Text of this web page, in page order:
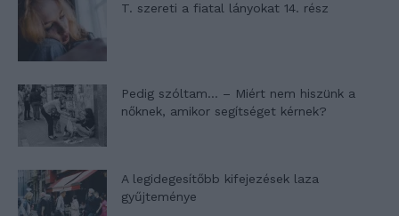
T. szereti a fiatal lányokat 14. rész
Pedig szóltam… – Miért nem hiszünk a
nőknek, amikor segítséget kérnek?
A legidegesítőbb kifejezések laza
gyűjteménye